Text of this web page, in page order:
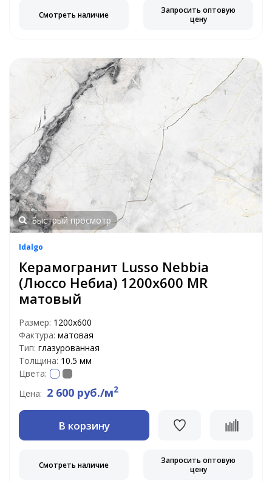
Смотреть наличие
Запросить оптовую
цену
Быстрый просмотр
Idalgo
Керамогранит Lusso Nebbia
(Люссо Небиа) 1200х600 MR
матовый
Размер: 1200х600
Фактура: матовая
Тип: глазурованная
Толщина: 10.5 мм
Цвета:
Цена: 2 600 руб./м2
В корзину
Смотреть наличие
Запросить оптовую
цену